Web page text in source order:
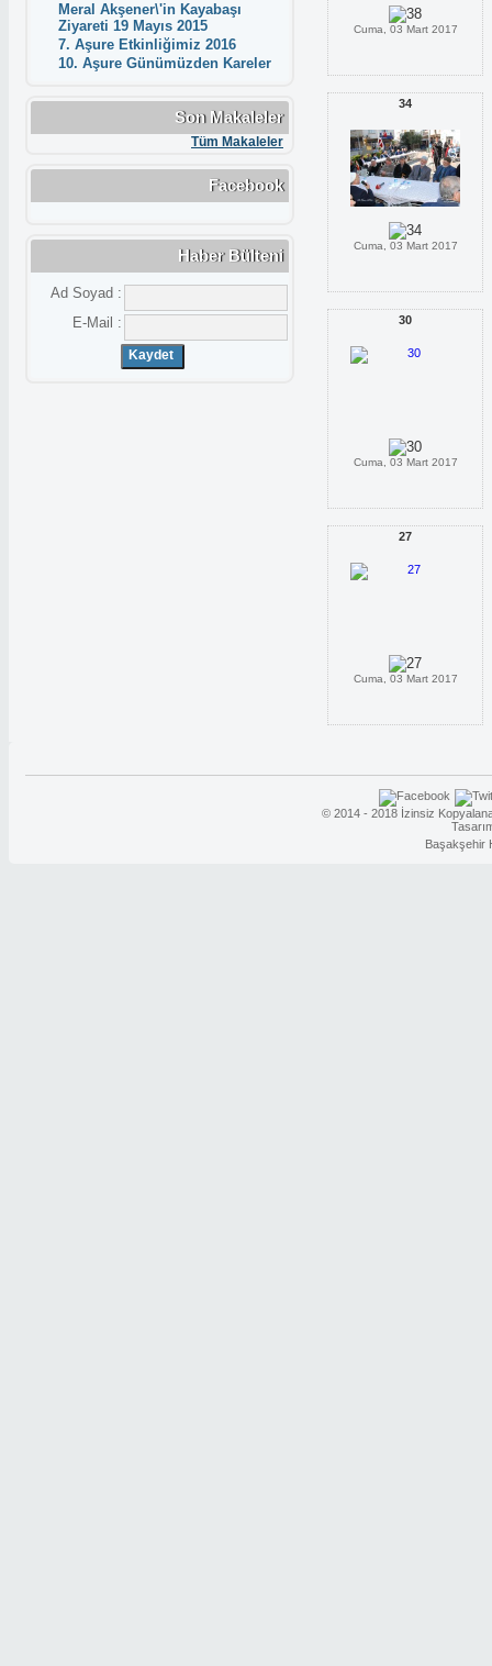
Meral Akşener\'in Kayabaşı
Ziyareti 19 Mayıs 2015
7. Aşure Etkinliğimiz 2016
10. Aşure Günümüzden Kareler
Son Makaleler
Tüm Makaleler
Facebook
Haber Bülteni
Ad Soyad :
E-Mail :
Cuma, 03 Mart 2017
34
Cuma, 03 Mart 2017
30
Cuma, 03 Mart 2017
27
Cuma, 03 Mart 2017
© 2014 - 2018 İzinsiz
Başakşehir